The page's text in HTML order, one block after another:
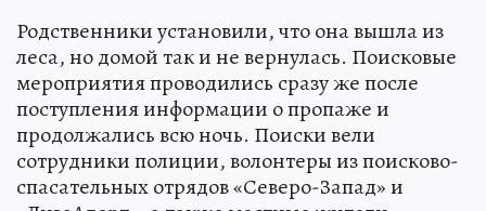
Родственники установили, что она вышла из
леса, но домой так и не вернулась. Поисковые
мероприятия проводились сразу же после
поступления информации о пропаже и
продолжались всю ночь. Поиски вели
сотрудники полиции, волонтеры из поисково-
спасательных отрядов «Северо-Запад» и